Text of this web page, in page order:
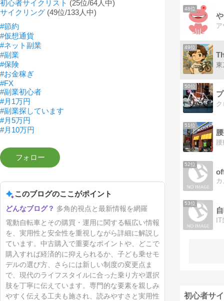
初心者サイクリスト (25位/64人中)
サイクリング (49位/133人中)
#節約
#仮想通貨
#ネット副業
#副業
#保険
#お金稼ぎ
#FX
#副業初心者
#月1万円
#副業探しています
#月5万円
#月10万円
このブログのここがポイント
多角的視点と最新情報を網羅
電動自転車とその購買・運用に関する幅広い情報
を、実用性と安全性を重視しながら詳細に解説し
ています。中古購入で重要なポイントや、どこで
購入すれば経済的に抑えられるか、子ども乗せモ
デルの選び方、さらには新しい制度の変更点ま
で、現代のライフスタイルに合った乗り方や選択
肢を丁寧に伝えています。専門的な要素を親しみ
やすく伝える工夫も施され、読みやすさと実用性
48位
49位
50位
51位
52位
53位
初心者サ